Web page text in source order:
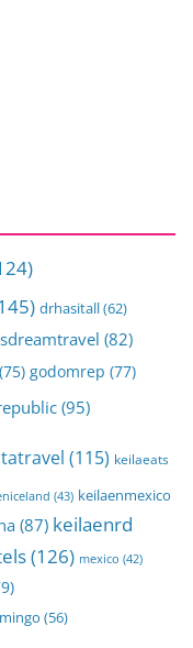
drhasitall(62)
(82)
(75) godomrep (77)
(95)
(115) keilaeats
(43) keilaenmexico
(87) keilaenrd
(126) mexico (42)
(56)